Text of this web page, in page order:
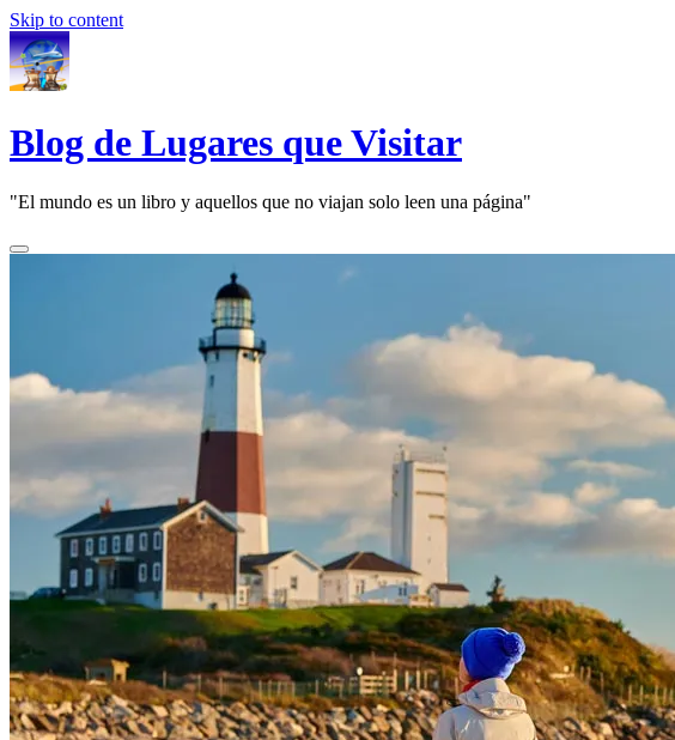
Skip to content
Blog de Lugares que Visitar
"El mundo es un libro y aquellos que no viajan solo leen una página"